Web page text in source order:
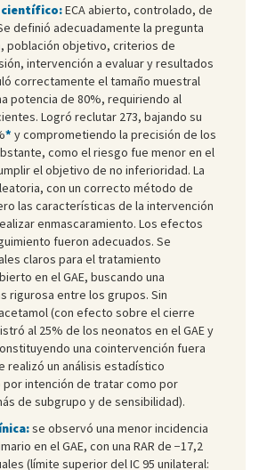
científico:ECA abierto, controlado, de
definió adecuadamente la pregunta
población objetivo, criterios de
intervención a evaluar y resultados
correctamente el tamaño muestral
potencia de 80%, requiriendo al
Logró reclutar 273, bajando su
* y comprometiendo la precisión de los
como el riesgo fue menor en el
el objetivo de no inferioridad. La
con un correcto método de
las características de la intervención
enmascaramiento. Los efectos
fueron adecuados. Se
claros para el tratamiento
en el GAE, buscando una
rigurosa entre los grupos. Sin
(con efecto sobre el cierre
al 25% de los neonatos en el GAE y
una cointervención fuera
realizó un análisis estadístico
intención de tratar como por
de subgrupo y de sensibilidad).
se observó una menor incidencia
en el GAE, con una RAR de −17,2
(límite superior del IC 95 unilateral: